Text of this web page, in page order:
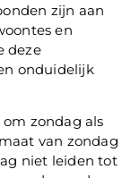
zijn aan
en
deze
onduidelijk
zondag als
van zondag
niet leiden tot